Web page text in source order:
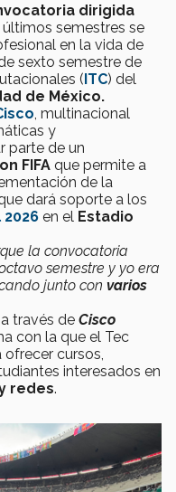
dirigida
semestres se
en la vida de
sexto semestre de
(ITC) del
de México.
, multinacional
y
parte de un
FIFA que permite a
de la
dará soporte a los
2026 en el Estadio
la convocatoria
semestre y yo era
junto con varios
través de Cisco
con la que el Tec
ofrecer cursos,
interesados en
redes.